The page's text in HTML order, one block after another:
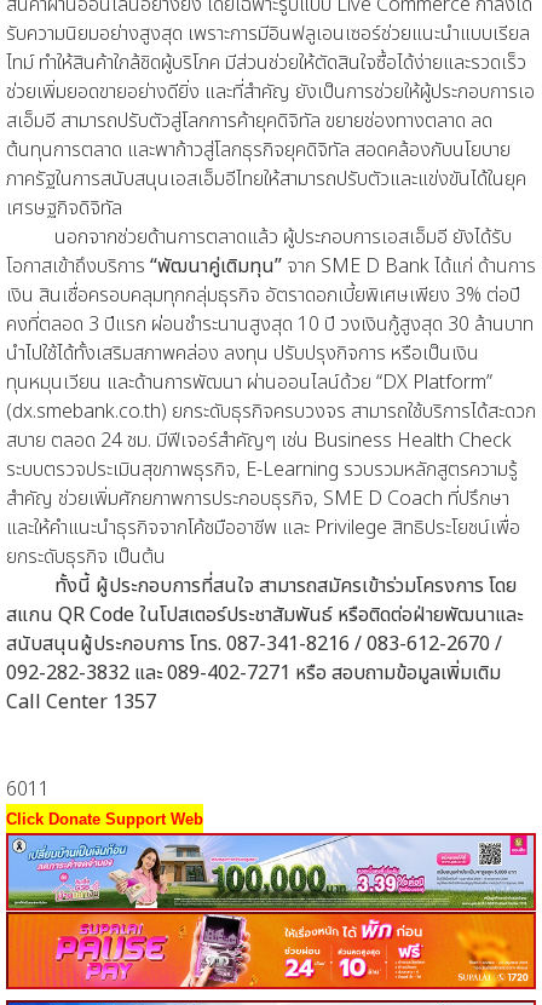
รับความนิยมอย่างสูงสุด เพราะการมีอินฟลูเอนเซอร์ช่วยแนะนำแบบเรียล
ไทม์ ทำให้สินค้าใกล้ชิดผู้บริโภค มีส่วนช่วยให้ตัดสินใจซื้อได้ง่ายและรวดเร็ว
ช่วยเพิ่มยอดขายอย่างดียิ่ง และที่สำคัญ ยังเป็นการช่วยให้ผู้ประกอบการเอ
สเอ็มอี สามารถปรับตัวสู่โลกการค้ายุคดิจิทัล ขยายช่องทางตลาด ลด
ต้นทุนการตลาด และพาก้าวสู่โลกธุรกิจยุคดิจิทัล สอดคล้องกับนโยบาย
ภาครัฐในการสนับสนุนเอสเอ็มอีไทยให้สามารถปรับตัวและแข่งขันได้ในยุค
เศรษฐกิจดิจิทัล
นอกจากช่วยด้านการตลาดแล้ว ผู้ประกอบการเอสเอ็มอี ยังได้รับ
โอกาสเข้าถึงบริการ “พัฒนาคู่เติมทุน” จาก SME D Bank ได้แก่ ด้านการ
เงิน สินเชื่อครอบคลุมทุกกลุ่มธุรกิจ อัตราดอกเบี้ยพิเศษเพียง 3% ต่อปี
คงที่ตลอด 3 ปีแรก ผ่อนชำระนานสูงสุด 10 ปี วงเงินกู้สูงสุด 30 ล้านบาท
นำไปใช้ได้ทั้งเสริมสภาพคล่อง ลงทุน ปรับปรุงกิจการ หรือเป็นเงิน
ทุนหมุนเวียน และด้านการพัฒนา ผ่านออนไลน์ด้วย “DX Platform”
(dx.smebank.co.th) ยกระดับธุรกิจครบวงจร สามารถใช้บริการได้สะดวก
สบาย ตลอด 24 ชม. มีฟีเจอร์สำคัญๆ เช่น Business Health Check
ระบบตรวจประเมินสุขภาพธุรกิจ, E-Learning รวบรวมหลักสูตรความรู้
สำคัญ ช่วยเพิ่มศักยภาพการประกอบธุรกิจ, SME D Coach ที่ปรึกษา
และให้คำแนะนำธุรกิจจากโค้ชมืออาชีพ และ Privilege สิทธิประโยชน์เพื่อ
ยกระดับธุรกิจ เป็นต้น
ทั้งนี้ ผู้ประกอบการที่สนใจ สามารถสมัครเข้าร่วมโครงการ โดย
สแกน QR Code ในโปสเตอร์ประชาสัมพันธ์ หรือติดต่อฝ่ายพัฒนาและ
สนับสนุนผู้ประกอบการ โทร. 087-341-8216 / 083-612-2670 /
092-282-3832 และ 089-402-7271 หรือ สอบถามข้อมูลเพิ่มเติม
Call Center 1357
6011
Click Donate Support Web